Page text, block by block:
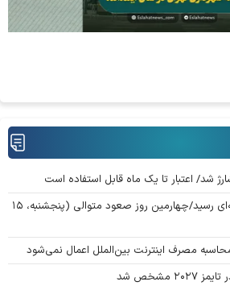
شد/ اعتبار تا یک ماه قابل استفاده است
طلای جهانی به اوج ۷ هفته‌ای رسید/چهارمین روز صعود متوالی (پنجشنبه، ۱۵
مصرف اینترنت بین‌الملل اعمال نمی‌شود
مشخص شد